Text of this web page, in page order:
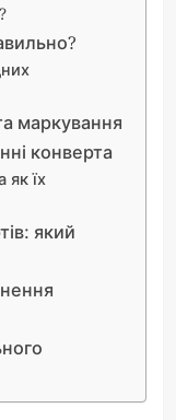
маркування
конверта
їх
який